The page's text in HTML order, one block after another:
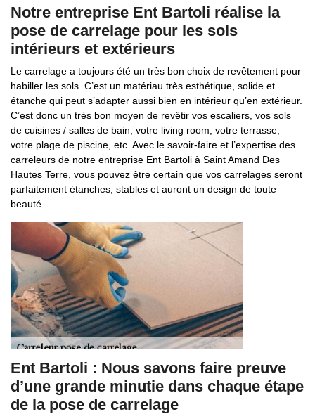
Notre entreprise Ent Bartoli réalise la
pose de carrelage pour les sols
intérieurs et extérieurs
Le carrelage a toujours été un très bon choix de revêtement pour
habiller les sols. C’est un matériau très esthétique, solide et
étanche qui peut s’adapter aussi bien en intérieur qu’en extérieur.
C’est donc un très bon moyen de revêtir vos escaliers, vos sols
de cuisines / salles de bain, votre living room, votre terrasse,
votre plage de piscine, etc. Avec le savoir-faire et l’expertise des
carreleurs de notre entreprise Ent Bartoli à Saint Amand Des
Hautes Terre, vous pouvez être certain que vos carrelages seront
parfaitement étanches, stables et auront un design de toute
beauté.
Ent Bartoli : Nous savons faire preuve
d’une grande minutie dans chaque étape
de la pose de carrelage